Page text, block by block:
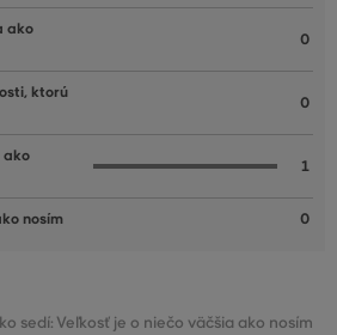
ako
0
ktorú
0
ako
1
nosím 0
sedí: Veľkosť je o niečo väčšia ako nosím